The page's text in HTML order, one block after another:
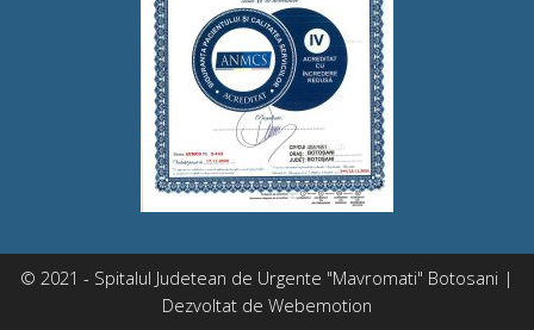
© 2021 - Spitalul Judetean de Urgente "Mavromati" Botosani |
Dezvoltat de Webemotion